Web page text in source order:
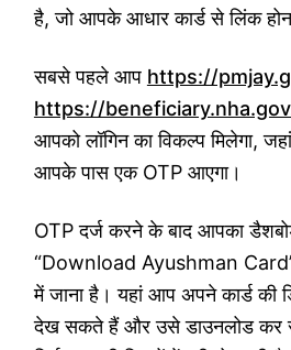
है, जो आपके आधार कार्ड से लिंक
सबसे पहले आप https://
https://
आपको लॉगिन का विकल्प मिलेगा,
आपके पास एक OTP आएगा।
OTP दर्ज करने के बाद आपका
“Download Ayushman
में जाना है। यहां आप अपने कार्ड की
देख सकते हैं और उसे डाउनलोड कर